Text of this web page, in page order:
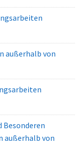
außerhalb von
Besonderen
außerhalb von